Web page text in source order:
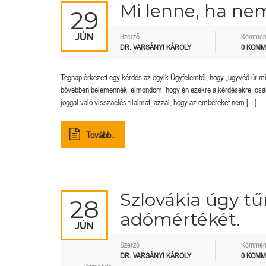
29
JÚN
Mi lenne, ha
Szerző
DR. VARSÁNYI KÁROLY
0
Tegnap érkezett egy kérdés az egyik Ügyfelemtől, hogy „ügyvéd úr
bővebben belemennék, elmondom, hogy én ezekre a kérdésekre,
joggal való visszaélés tilalmát, azzal, hogy az embereket nem […]
Tovább..
28
JÚN
Szlovákia úgy
adómértékét.
Szerző
DR. VARSÁNYI KÁROLY
0